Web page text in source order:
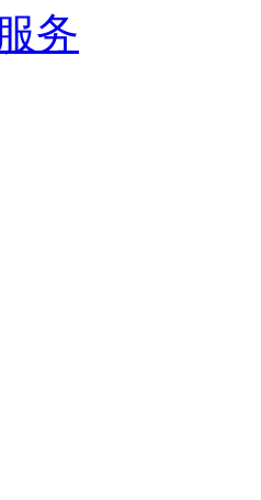
务